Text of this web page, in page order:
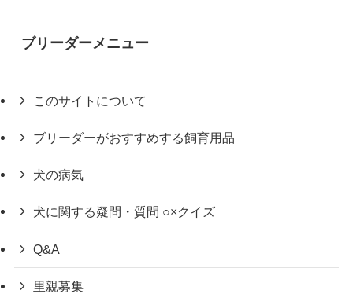
ブリーダーメニュー
このサイトについて
ブリーダーがおすすめする飼育用品
犬の病気
犬に関する疑問・質問 ○×クイズ
Q&A
里親募集